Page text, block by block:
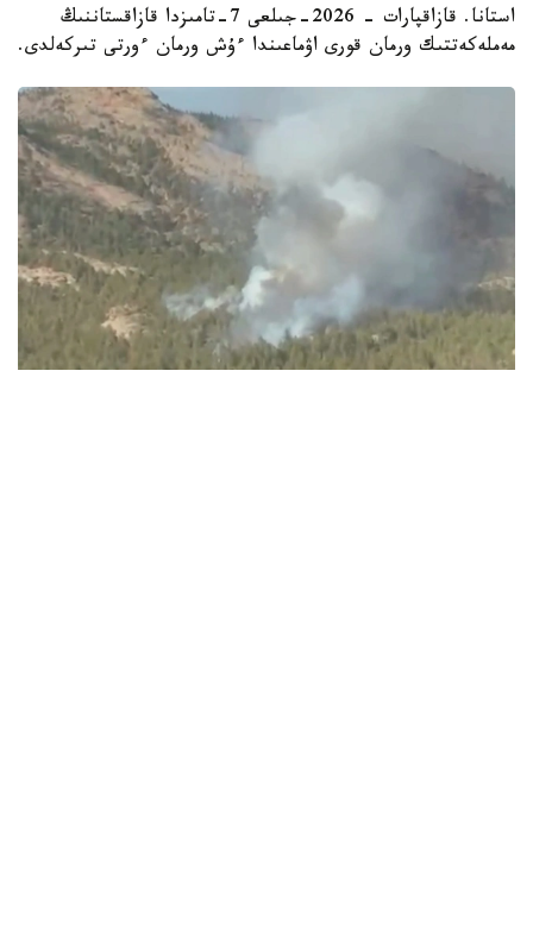
استانا. قازاقپارات - 2026-جىلعى 7-تامىزدا قازاقستاننىڭ
مەملەكەتتىك ورمان قورى اۋماعىندا ءۇش ورمان ءورتى تىركەلدى.